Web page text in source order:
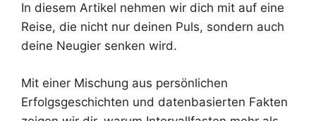
In diesem Artikel nehmen wir dich mit auf eine
Reise, die nicht nur deinen Puls, sondern auch
deine Neugier senken wird.
Mit einer Mischung aus persönlichen
Erfolgsgeschichten und datenbasierten Fakten